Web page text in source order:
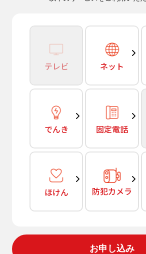
テレビ ネット
でんき 固定電話
ほけん 防犯カメラ
お申し込み